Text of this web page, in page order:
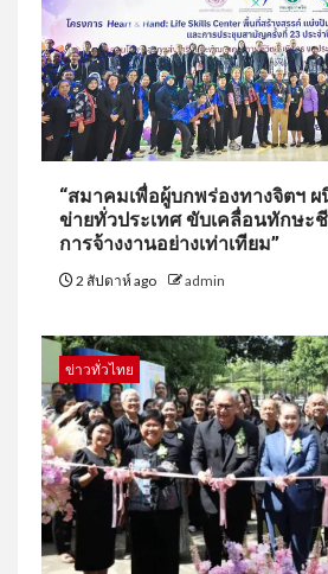
“สมาคมเพื่อผู้บกพร่องทางจิตฯ
ข่ายทั่วประเทศ ขับเคลื่อนทักษะ
การจ้างงานอย่างเท่าเทียม”
2 สัปดาห์ ago admin
ข่าวทั่วไทย